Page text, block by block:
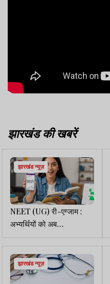
झारखंड की खबरें
झारखंड न्यूज़
NEET (UG) री-एग्जाम :
अभ्यर्थियों को अब
WhatsApp पर भेजे जाएंगे
आधिकारिक अपडेट, NTA ने
जारी की एडवाइजरी
झारखंड न्यूज़